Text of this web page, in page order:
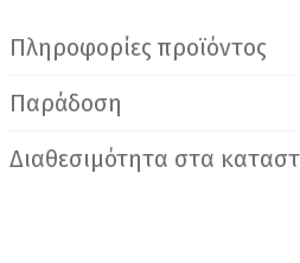
Πληροφορίες προϊόντος
Παράδοση
Διαθεσιμότητα στα